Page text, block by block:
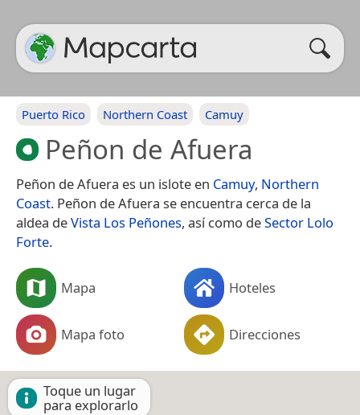
Puerto Rico Northern Coast Camuy
Peñon de Afuera
Peñon de Afuera es un islote en Camuy, Northern
Coast. Peñon de Afuera se encuentra cerca de la
aldea deVista Los Peñones, así como deSector Lolo
Forte.
Mapa Hoteles
Mapa foto Direcciones
Toque un lugar
para explorarlo